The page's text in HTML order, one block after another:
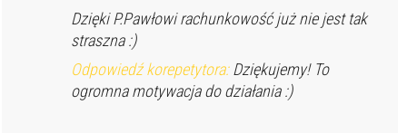
Dzięki P.Pawłowi rachunkowość już nie jest tak
straszna :)
Odpowiedź korepetytora:Dziękujemy! To
ogromna motywacja do działania :)